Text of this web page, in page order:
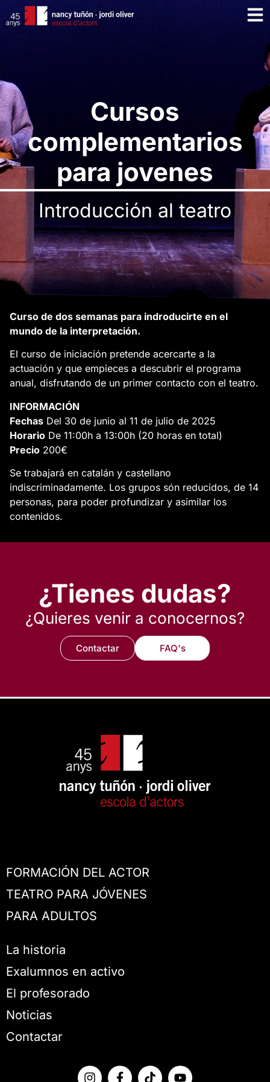
Cursos
complementarios
para jovenes
Introducción al teatro
Curso de dos semanas para indroducirte en el
mundo de la interpretación.
El curso de iniciación pretende acercarte a la
actuación y que empieces a descubrir el programa
anual, disfrutando de un primer contacto con el teatro.
INFORMACIÓN
Fechas Del 30 de junio al 11 de julio de 2025
Horario De 11:00h a 13:00h (20 horas en total)
Precio 200€
Se trabajará en catalán y castellano
indiscriminadamente. Los grupos són reducidos, de 14
personas, para poder profundizar y asimilar los
contenidos.
¿Tienes dudas?
¿Quieres venir a conocernos?
Contactar FAQ's
FORMACIÓN DEL ACTOR
TEATRO PARA JÓVENES
PARA ADULTOS
La historia
Exalumnos en activo
El profesorado
Noticias
Contactar